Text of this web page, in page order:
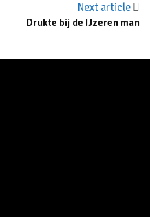
Next article
Drukte bij de IJzeren man